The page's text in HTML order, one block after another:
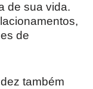
de sua vida.
de
também